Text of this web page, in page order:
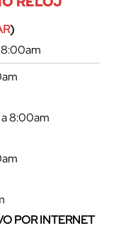
)
8:00am
8:00am
POR INTERNET